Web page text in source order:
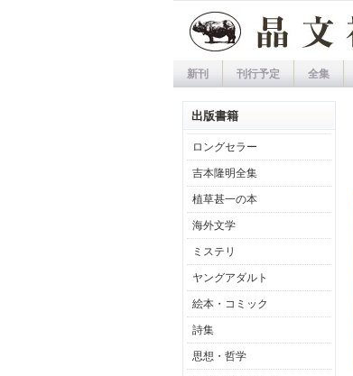
新刊 刊行予定 全集
出版書籍
ロングセラー
吉本隆明全集
植草甚一の本
海外文学
ミステリ
ヤングアダルト
絵本・コミック
詩集
思想・哲学